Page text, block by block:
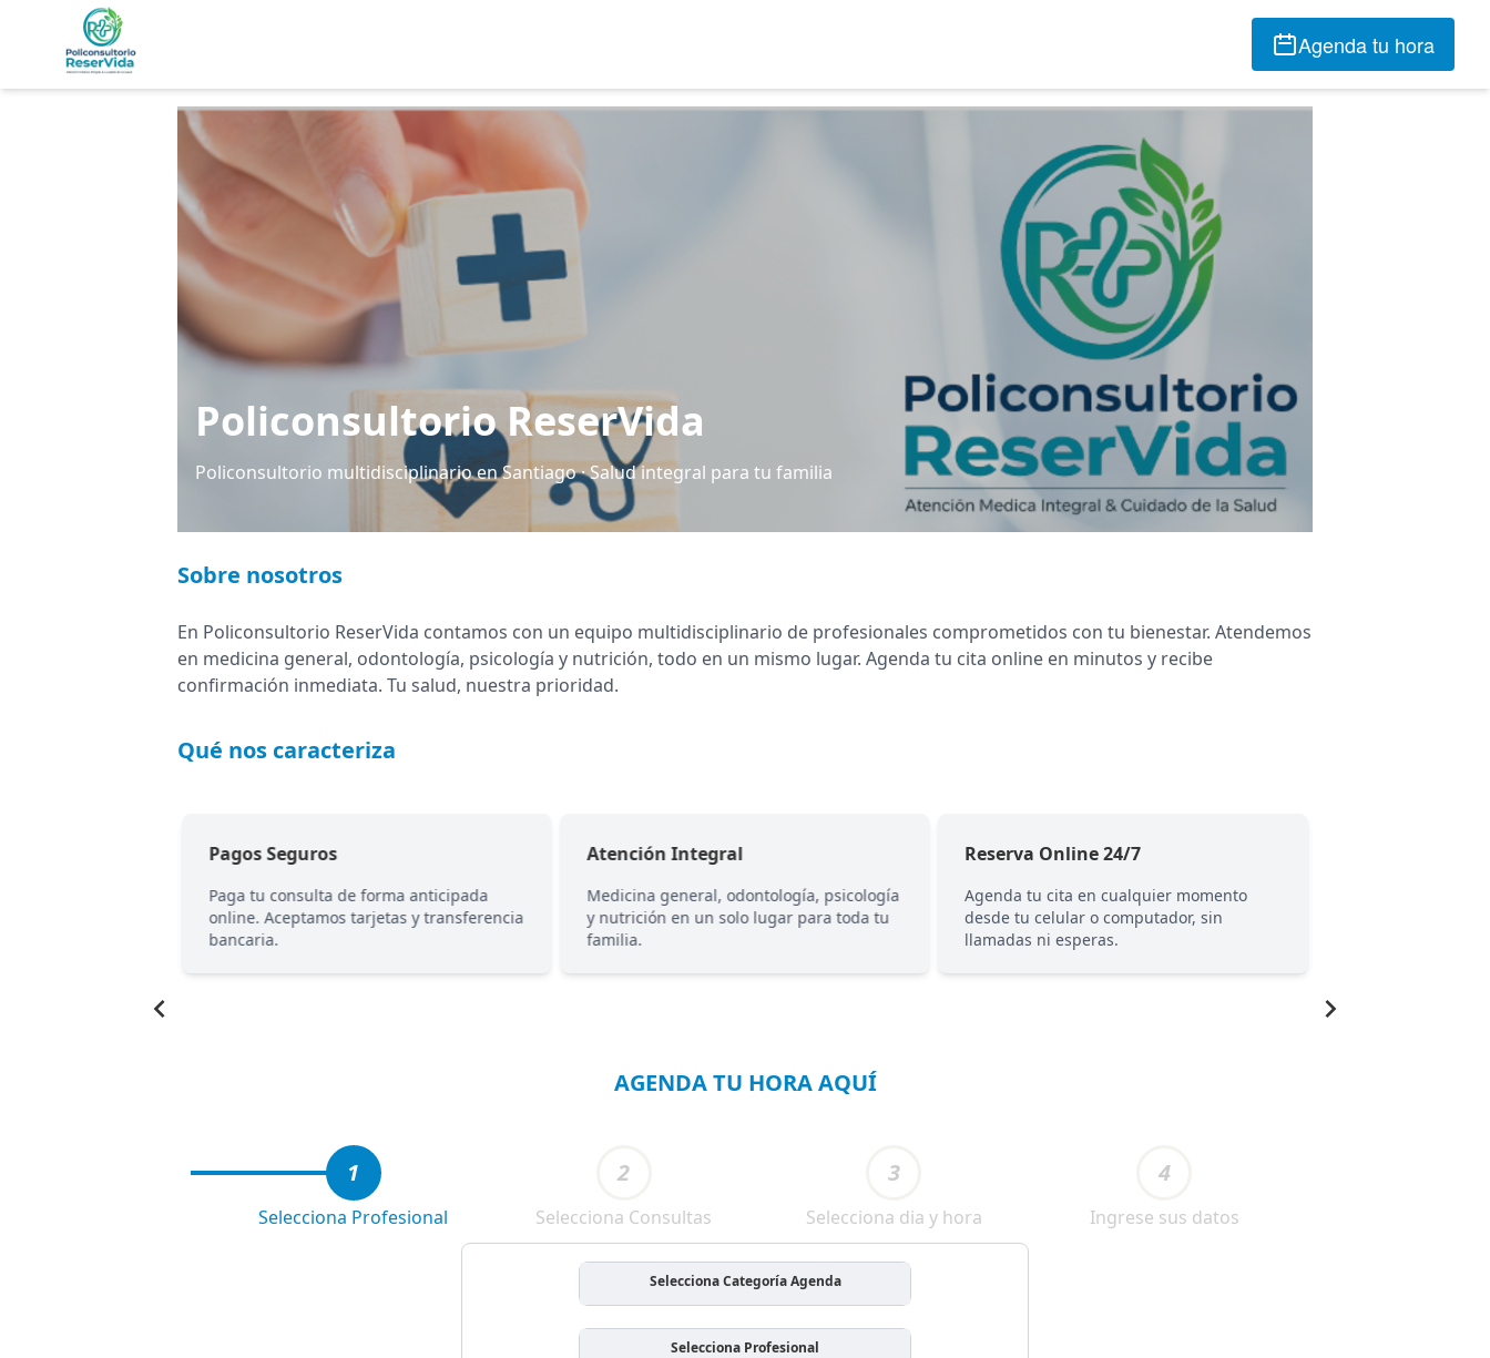
Agenda tu hora
Policonsultorio ReserVida
Policonsultorio multidisciplinario en Santiago · Salud integral para tu familia
Sobre nosotros
En Policonsultorio ReserVida contamos con un equipo multidisciplinario de profesionales comprometidos con tu bienestar. Atendemos
en medicina general, odontología, psicología y nutrición, todo en un mismo lugar. Agenda tu cita online en minutos y recibe
confirmación inmediata. Tu salud, nuestra prioridad.
Qué nos caracteriza
Pagos Seguros
Paga tu consulta de forma anticipada
online. Aceptamos tarjetas y transferencia
bancaria.
Atención Integral
Medicina general, odontología, psicología
y nutrición en un solo lugar para toda tu
familia.
Reserva Online 24/7
Agenda tu cita en cualquier momento
desde tu celular o computador, sin
llamadas ni esperas.
AGENDA TU HORA AQUÍ
1
Selecciona Profesional
2
Selecciona Consultas
3
Selecciona dia y hora
4
Ingrese sus datos
Selecciona Categoría Agenda
Selecciona Profesional